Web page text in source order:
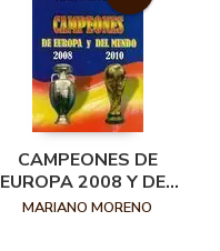
CAMPEONES DE
EUROPA 2008 Y DEL
MUNDO 2010:
MARIANO MORENO